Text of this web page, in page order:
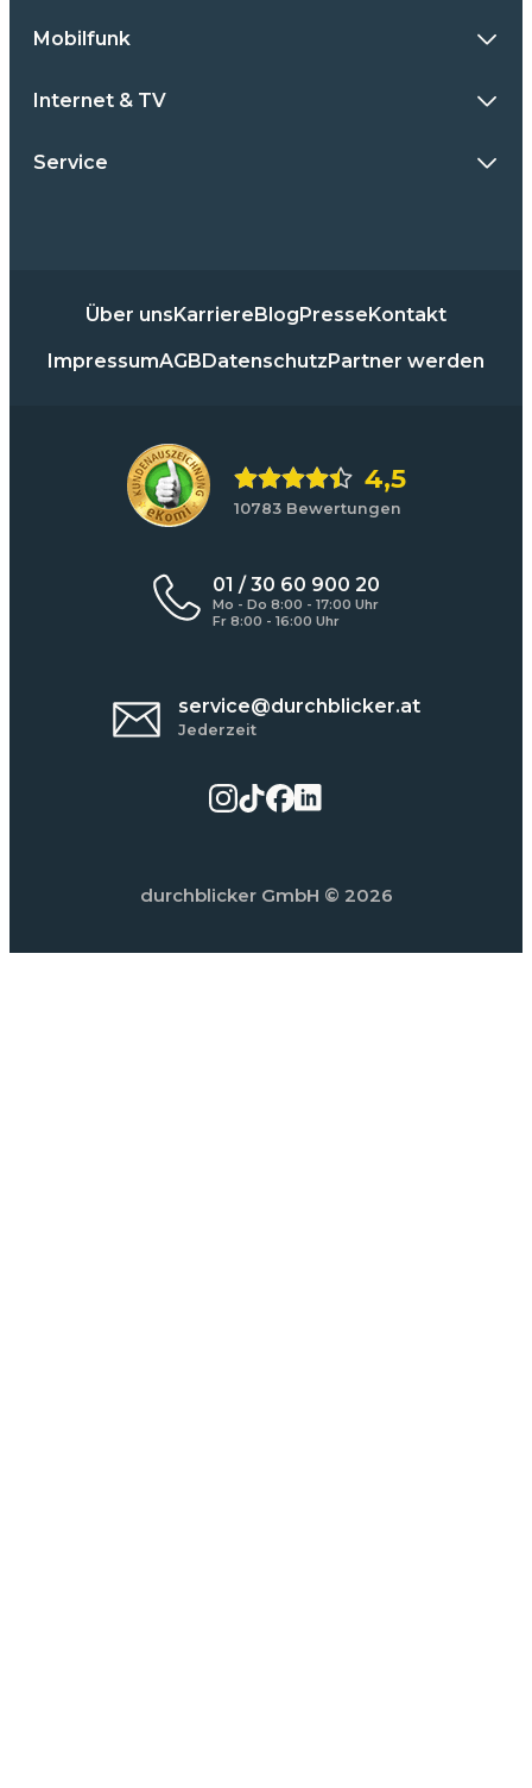
Mobilfunk
Internet & TV
Service
Über unsKarriereBlogPresseKontakt
ImpressumAGBDatenschutzPartner werden
4,5
10783 Bewertungen
01 / 30 60 900 20
Mo - Do 8:00 - 17:00 Uhr
Fr 8:00 - 16:00 Uhr
service@durchblicker.at
Jederzeit
durchblicker GmbH © 2026